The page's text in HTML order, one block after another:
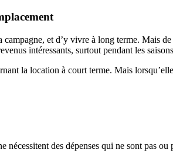
et d’y vivre à long terme. Mais
intéressants, surtout pendant les
la location à court terme. Mais
des dépenses qui ne sont pas